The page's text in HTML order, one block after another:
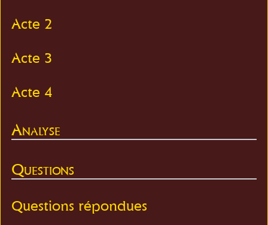
Acte 2
Acte 3
Acte 4
Analyse
Questions
Questions répondues